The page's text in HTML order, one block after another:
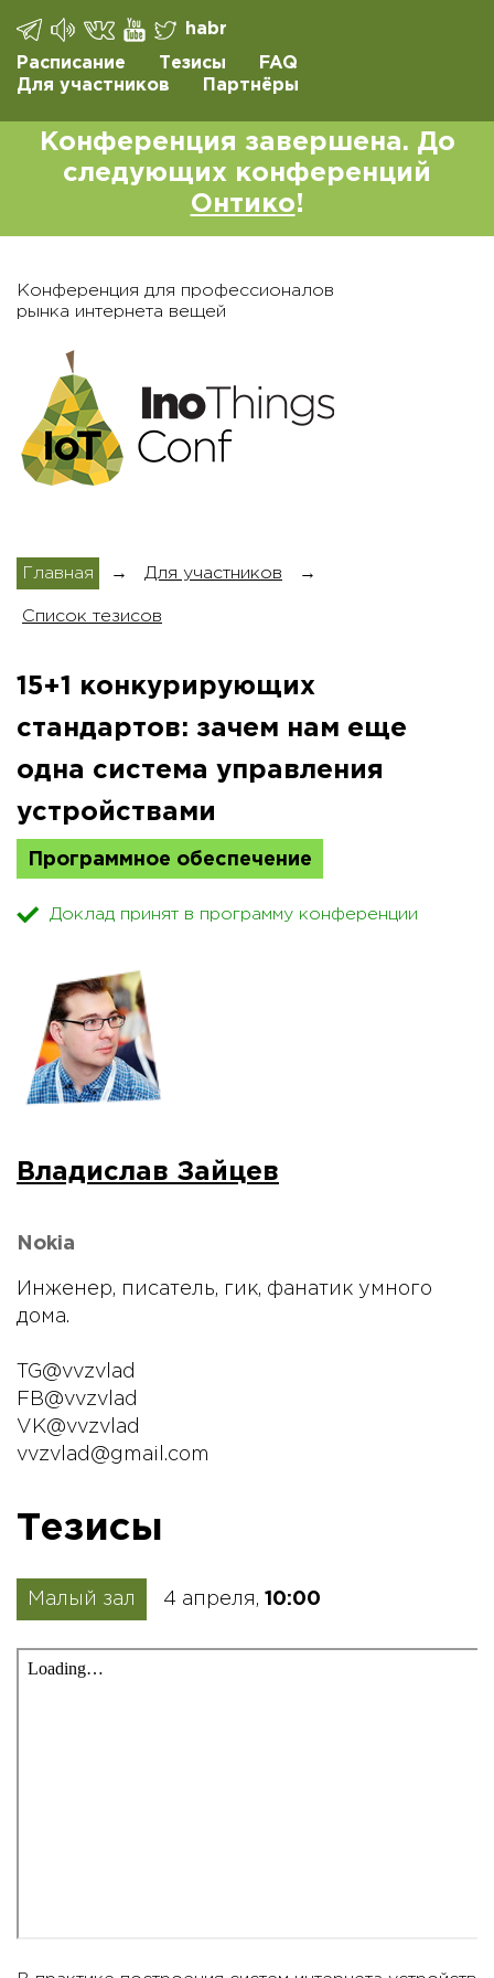
habr
Расписание Тезисы
FAQ
Для участников
Партнёры
Конференция завершена. До
следующих конференций
Онтико!
Конференция для профессионалов
рынка интернета вещей
Главная → Для участников →
Список тезисов
15+1 конкурирующих
стандартов: зачем нам еще
одна система управления
устройствами
Программное обеспечение
Доклад принят в программу конференции
Владислав Зайцев
Nokia
Инженер, писатель, гик, фанатик умного
дома.
TG@vvzvlad
FB@vvzvlad
VK@vvzvlad
vvzvlad@gmail.com
Тезисы
Малый зал 4 апреля, 10:00